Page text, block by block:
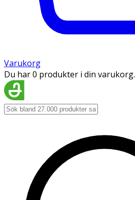
Varukorg
Du har 0 produkter i din varukorg.